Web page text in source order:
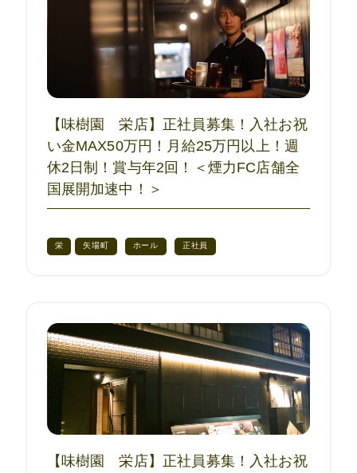
【味樹園 栄店】正社員募集！入社お祝
い金MAX50万円！月給25万円以上！週
休2日制！賞与年2回！＜煙力FC店舗全
国展開加速中！＞
栄 矢場町 ホール 正社員
【味樹園 栄店】正社員募集！入社お祝